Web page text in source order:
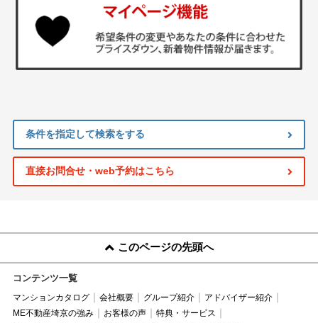
条件を指定して検索をする
直接お問合せ・web予約はこちら
このページの先頭へ
コンテンツ一覧
マンションカタログ 会社概要 グループ紹介
アドバイザー紹介
ME不動産埼京の強み
お客様の声
特典・サービス